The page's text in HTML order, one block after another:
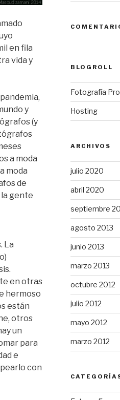
en fila
vida y
y
(y
a moda
moda
de
la gente
La
en otras
hermoso
están
otros
un
para
e
con
BLOGROLL
Fotografía
Hosting
ARCHIVOS
julio 2020
abril 2020
septiembre
agosto 2013
junio 2013
marzo 2013
octubre 2012
julio 2012
mayo 2012
marzo 2012